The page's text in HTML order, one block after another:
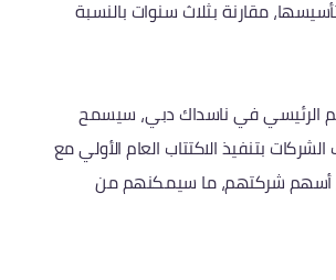
مقارنة بثلاث سنوات بالنسبة
الرئيسي في ناسداك دبي، سيسمح
بتنفيذ الاكتتاب العام الأولي مع
أو أكثر من أسهم شركتهم، ما سيمكنهم من